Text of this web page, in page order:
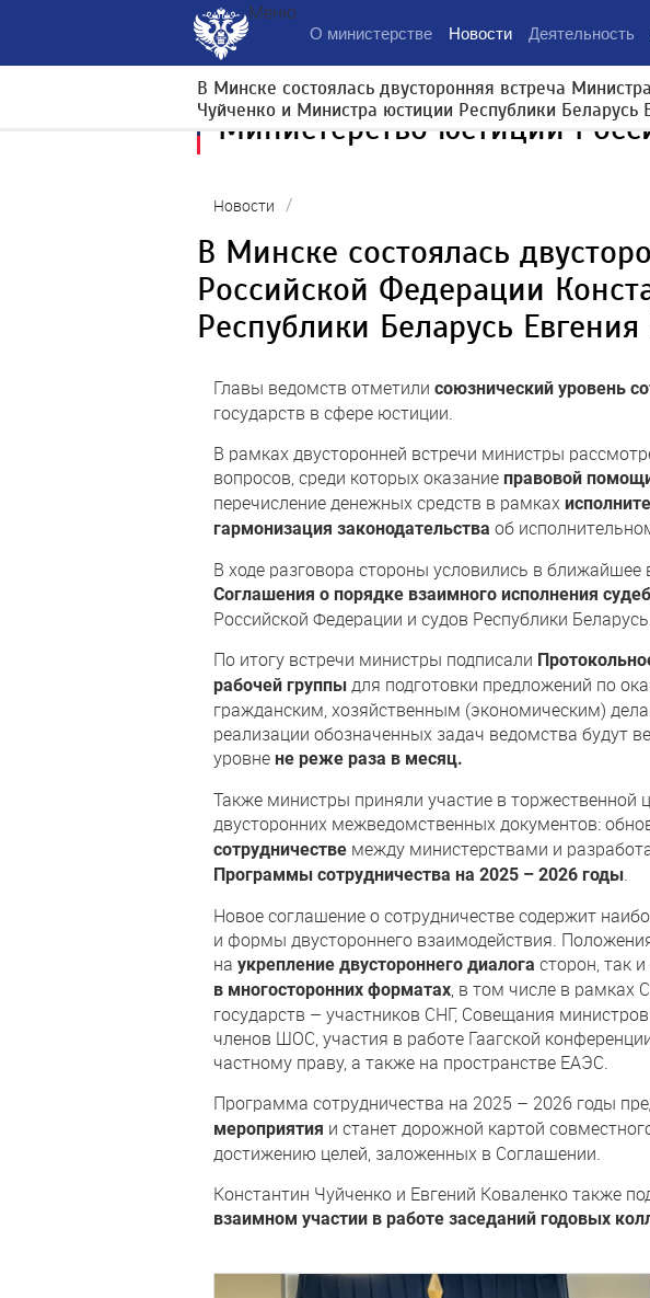
Меню
О министерстве Новости Деятельность
В Минске состоялась двусторонняя встреча
Чуйченко и Министра юстиции Республики Беларусь
Министерство юстиции
Новости /
В Минске состоялась
Российской Федерации
Республики Беларусь
Главы ведомств отметили союзнический уровень
государств в сфере юстиции.
В рамках двусторонней встречи министры
вопросов, среди которых оказание правовой
перечисление денежных средств в рамках
гармонизация законодательства об
В ходе разговора стороны условились в
Соглашения о порядке взаимного исполнения
Российской Федерации и судов Республики Беларусь.
По итогу встречи министры подписали
рабочей группы для подготовки предложений по
гражданским, хозяйственным (экономическим)
реализации обозначенных задач ведомства будут
уровне не реже раза в месяц.
Также министры приняли участие в торжественной
двусторонних межведомственных документов:
сотрудничестве между министерствами и
Программы сотрудничества на 2025 – 2026 годы
Новое соглашение о сотрудничестве содержит
и формы двустороннего взаимодействия.
на укрепление двустороннего диалога сторон, так и
в многосторонних форматах , в том числе в рамках
государств – участников СНГ, Совещания
членов ШОС, участия в работе Гаагской
частному праву, а также на пространстве ЕАЭС.
Программа сотрудничества на 2025 – 2026 годы
мероприятия и станет дорожной картой
достижению целей, заложенных в Соглашении.
Константин Чуйченко и Евгений Коваленко также
взаимном участии в работе заседаний годовых